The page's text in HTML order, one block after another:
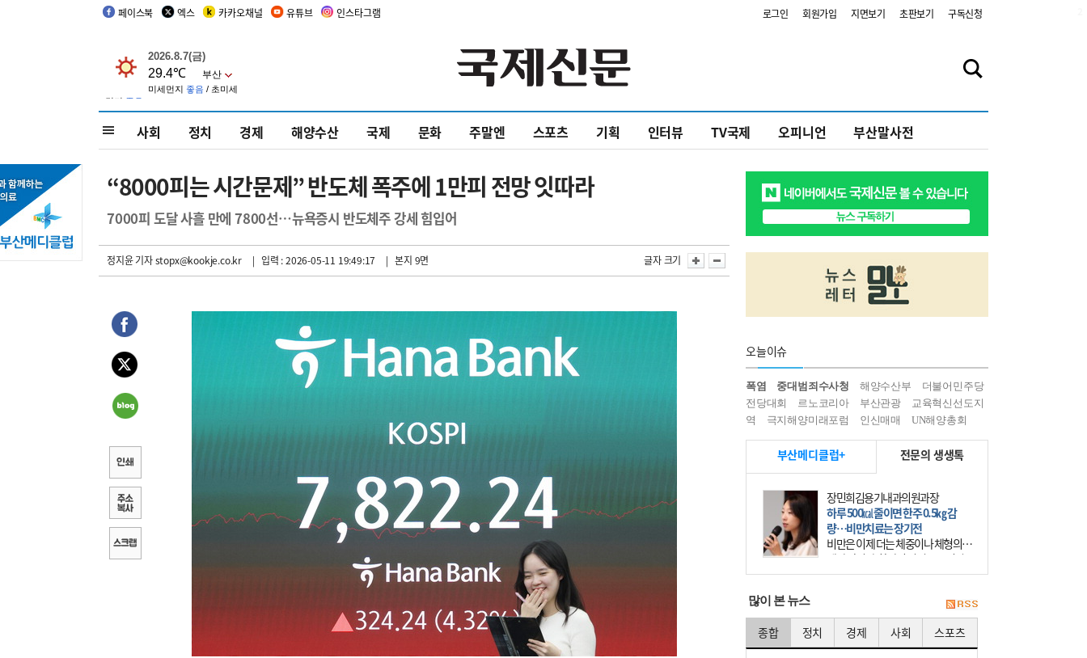
페이스북 엑스 카카오채널 유튜브 인스타그램 로그인 회원가입 지면보기 초판보기 구독신청
사회 정치 경제 해양수산 국제 문화 주말엔 스포츠 기획 인터뷰 TV국제 오피니언 부산말사전
“8000피는 시간문제” 반도체 폭주에 1만피 전망 잇따라
7000피 도달 사흘 만에 7800선…뉴욕증시 반도체주 강세 힘입어
정지윤 기자stopx@kookje.co.kr | 입력 : 2026-05-11 19:49:17 | 본지 9면 글자 크기
오늘이슈
폭염 중대범죄수사청 해양수산부
더불어민주당
전당대회
르노코리아 부산관광
교육혁신선도지
역
극지해양미래포럼 인신매매 UN해양총회
부산메디클럽+ 전문의 생생톡
장민희김용기내과의원과장
하루 500㎉ 줄이면 한주 0.5㎏ 감
량…비만치료는 장기전
비만은 이제 더는 체중이나 체형의 문
제가 아니다. 하나의 질병으로 인지
하고 치료와 관리를 해야 한다. 세계
많이 본 뉴스
종합 정치 경제 사회 스포츠